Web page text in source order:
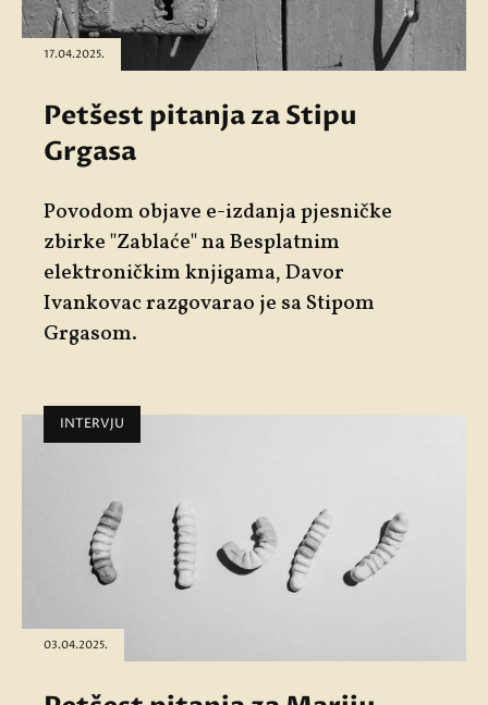
17.04.2025.
Petšest pitanja za Stipu
Grgasa
Povodom objave e-izdanja pjesničke
zbirke "Zablaće" na Besplatnim
elektroničkim knjigama, Davor
Ivankovac razgovarao je sa Stipom
Grgasom.
INTERVJU
03.04.2025.